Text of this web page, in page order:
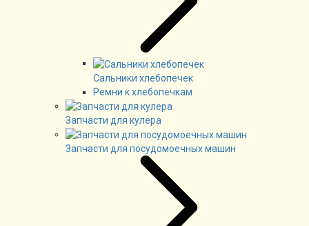
Сальники хлебопечек
Ремни к хлебопечкам
Запчасти для кулера
Запчасти для посудомоечных машин